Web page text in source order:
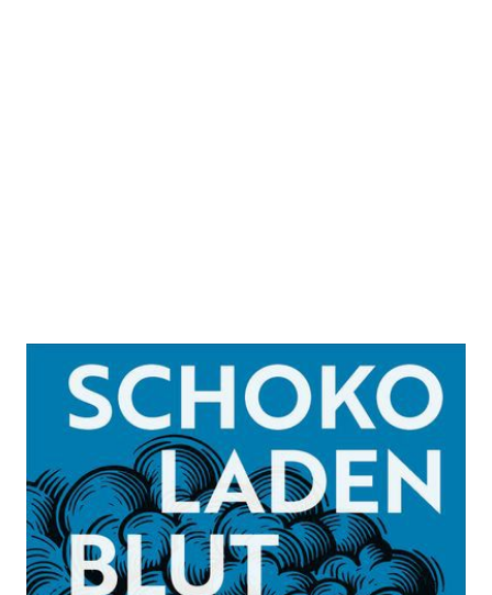
Schokoladenblut
Zur Wunschliste hinzufügen
Roman
VonRadka Denemarková